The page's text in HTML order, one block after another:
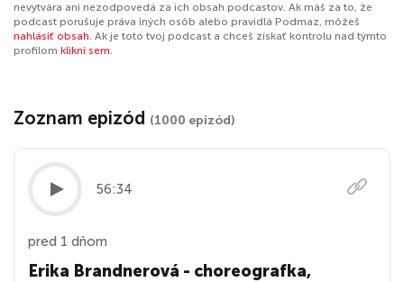
nevytvára ani nezodpovedá za ich obsah podcastov. Ak máš za to, že
podcast porušuje práva iných osôb alebo pravidlá Podmaz, môžeš
nahlásiť obsah. Ak je toto tvoj podcast a chceš získať kontrolu nad týmto
profilom klikni sem.
Zoznam epizód (1000 epizód)
56:34
pred 1 dňom
Erika Brandnerová - choreografka,